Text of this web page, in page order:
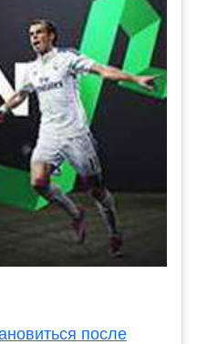
после